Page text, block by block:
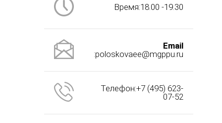
Время:18.00 -19.30
Email
:poloskovaee@mgppu.ru
Телефон:+7 (495) 623-
07-52